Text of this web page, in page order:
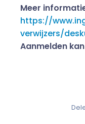
Meer
https://
verwijzers/
Aanmelden